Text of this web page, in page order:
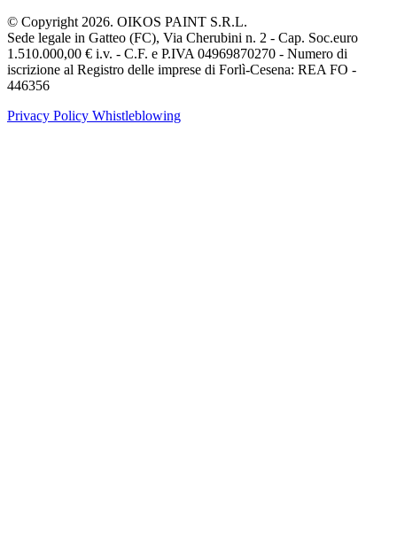
© Copyright 2026. OIKOS PAINT S.R.L.
Sede legale in Gatteo (FC), Via Cherubini n. 2 - Cap. Soc.euro
1.510.000,00 € i.v. - C.F. e P.IVA 04969870270 - Numero di
iscrizione al Registro delle imprese di Forlì-Cesena: REA FO -
446356
Privacy Policy Whistleblowing